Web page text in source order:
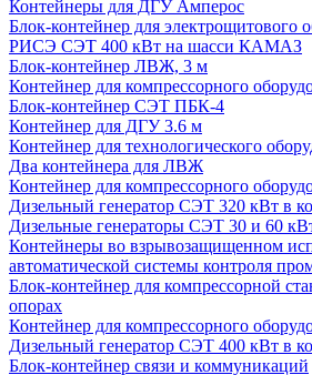
Контейнеры для ДГУ Амперос
Блок-контейнер для электрощитового
РИСЭ СЭТ 400 кВт на шасси КАМАЗ
Блок-контейнер ЛВЖ, 3 м
Контейнер для компрессорного
Блок-контейнер СЭТ ПБК-4
Контейнер для ДГУ 3.6 м
Контейнер для технологического
Два контейнера для ЛВЖ
Контейнер для компрессорного
Дизельный генератор СЭТ 320 кВт в
Дизельные генераторы СЭТ 30 и 60
Контейнеры во взрывозащищенном
автоматической системы контроля
Блок-контейнер для компрессорной
опорах
Контейнер для компрессорного
Дизельный генератор СЭТ 400 кВт в
Блок-контейнер связи и коммуникаций